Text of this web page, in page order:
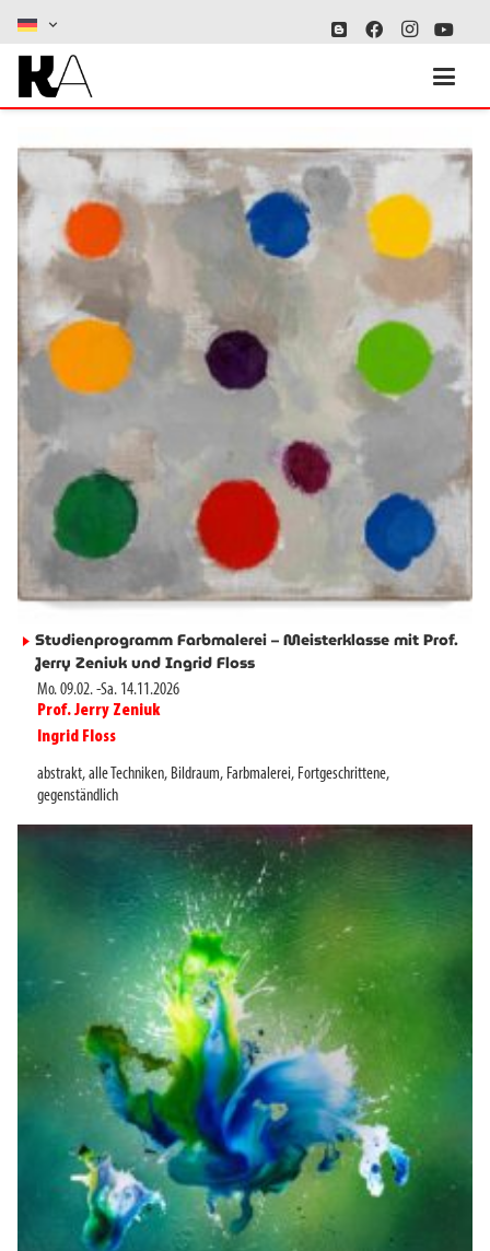
► Studienprogramm Farbmalerei – Meisterklasse mit Prof.
Jerry Zeniuk und Ingrid Floss
Mo. 09.02.-Sa. 14.11.2026
Prof. Jerry Zeniuk
Ingrid Floss
abstrakt,alle Techniken, Bildraum, Farbmalerei, Fortgeschrittene,
gegenständlich